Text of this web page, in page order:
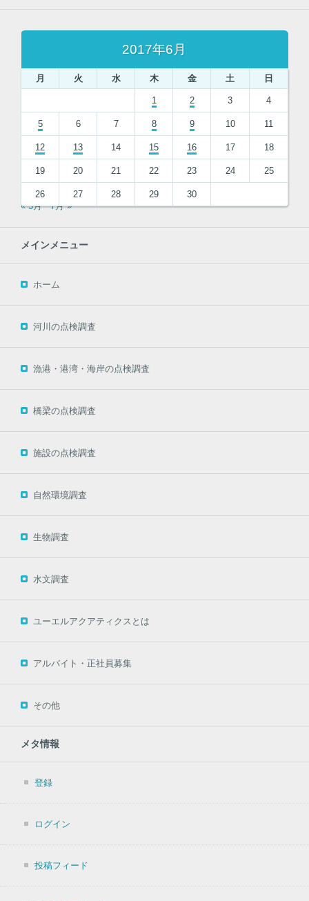
2017年6月
月 火 水 木 金 土 日
1 2 3 4
5 6 7 8 9 10 11
12 13 14 15 16 17 18
19 20 21 22 23 24 25
26 27 28 29
30
« 5月
7月 »
メインメニュー
ホーム
河川の点検調査
漁港・港湾・海岸の点検調査
橋梁の点検調査
施設の点検調査
自然環境調査
生物調査
水文調査
ユーエルアクアティクスとは
アルバイト・正社員募集
その他
メタ情報
登録
ログイン
投稿フィード